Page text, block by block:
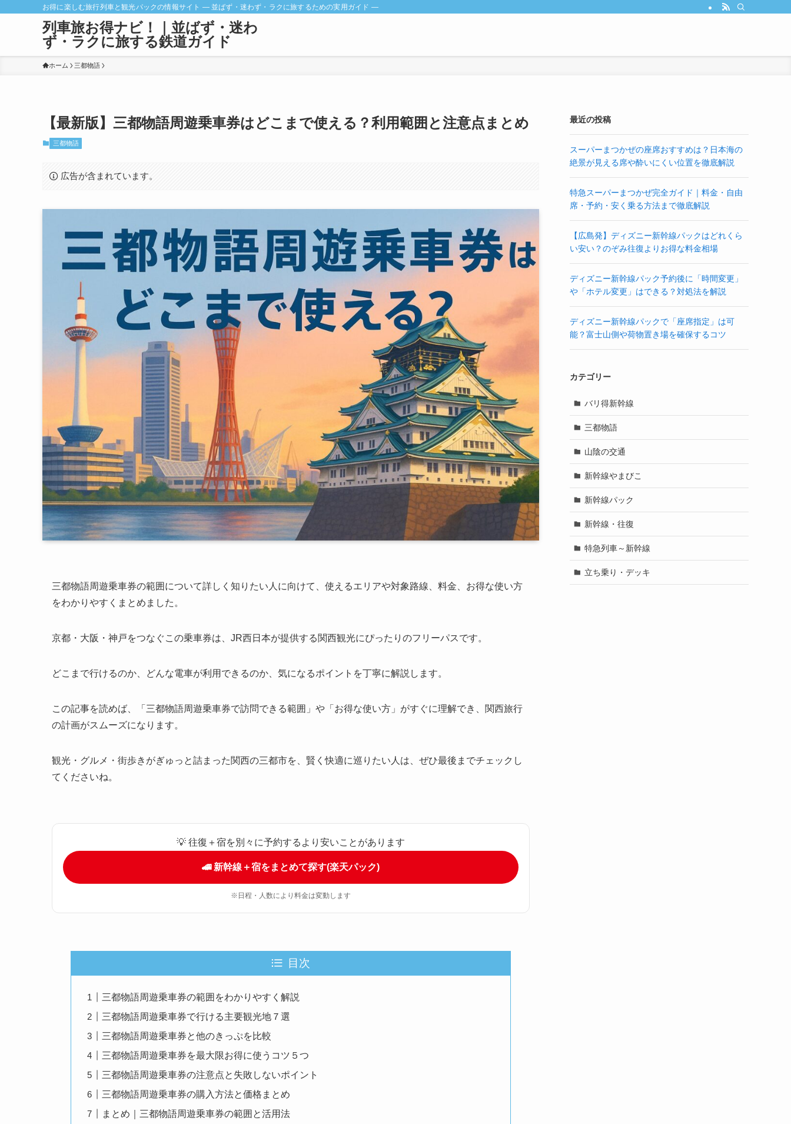
お得に楽しむ旅行列車と観光パックの情報サイト ― 並ばず・迷わず・ラクに旅するための実用ガイド ―
列車旅お得ナビ！｜並ばず・迷わ
ず・ラクに旅する鉄道ガイド
ホーム 三都物語
【最新版】三都物語周遊乗車券はどこまで使える？利用範囲と注意点まとめ
三都物語
広告が含まれています。
三都物語周遊乗車券の範囲について詳しく知りたい人に向けて、使えるエリアや対象路線、料金、お得な使い方
をわかりやすくまとめました。
京都・大阪・神戸をつなぐこの乗車券は、JR西日本が提供する関西観光にぴったりのフリーパスです。
どこまで行けるのか、どんな電車が利用できるのか、気になるポイントを丁寧に解説します。
この記事を読めば、「三都物語周遊乗車券で訪問できる範囲」や「お得な使い方」がすぐに理解でき、関西旅行
の計画がスムーズになります。
観光・グルメ・街歩きがぎゅっと詰まった関西の三都市を、賢く快適に巡りたい人は、ぜひ最後までチェックし
てくださいね。
💡 往復＋宿を別々に予約するより安いことがあります
🚄 新幹線＋宿をまとめて探す(楽天パック)
※日程・人数により料金は変動します
目次
三都物語周遊乗車券の範囲をわかりやすく解説
三都物語周遊乗車券で行ける主要観光地７選
三都物語周遊乗車券と他のきっぷを比較
三都物語周遊乗車券を最大限お得に使うコツ５つ
三都物語周遊乗車券の注意点と失敗しないポイント
三都物語周遊乗車券の購入方法と価格まとめ
まとめ｜三都物語周遊乗車券の範囲と活用法
最近の投稿
スーパーまつかぜの座席おすすめは？日本海の
絶景が見える席や酔いにくい位置を徹底解説
特急スーパーまつかぜ完全ガイド｜料金・自由
席・予約・安く乗る方法まで徹底解説
【広島発】ディズニー新幹線パックはどれくら
い安い？のぞみ往復よりお得な料金相場
ディズニー新幹線パック予約後に「時間変更」
や「ホテル変更」はできる？対処法を解説
ディズニー新幹線パックで「座席指定」は可
能？富士山側や荷物置き場を確保するコツ
カテゴリー
バリ得新幹線
三都物語
山陰の交通
新幹線やまびこ
新幹線パック
新幹線・往復
特急列車～新幹線
立ち乗り・デッキ